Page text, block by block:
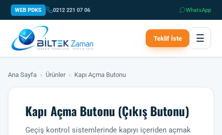
WEB PDKS 0212 221 07 06 WhatsApp
Teklif İste ☰
Ana Sayfa › Ürünler › Kapı Açma Butonu
Kapı Açma Butonu (Çıkış Butonu)
Geçiş kontrol sistemlerinde kapıyı içeriden açmak